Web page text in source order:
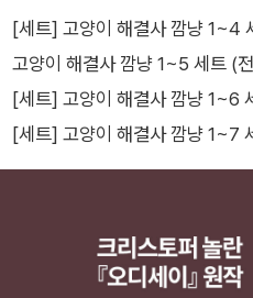
[세트] 고양이 해결사 깜냥 1~4
고양이 해결사 깜냥 1~5 세트 (
[세트] 고양이 해결사 깜냥 1~6
[세트] 고양이 해결사 깜냥 1~7